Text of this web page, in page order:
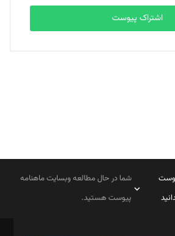
اشتراک پیوست
شما در حال مطالعه وبسایت ماهنامه
پیوست هستید.